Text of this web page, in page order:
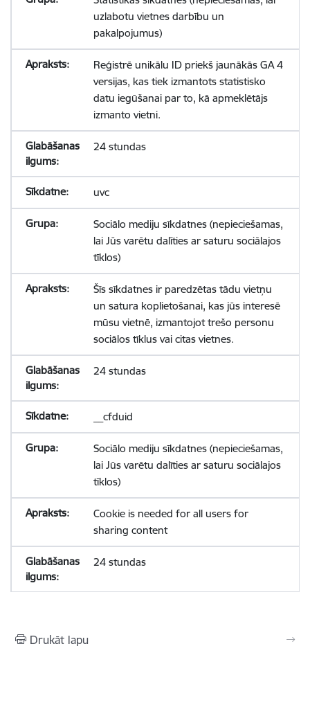
uzlabotu vietnes darbību un
pakalpojumus)
Reģistrē unikālu ID priekš jaunākās GA 4
versijas, kas tiek izmantots statistisko
datu iegūšanai par to, kā apmeklētājs
izmanto vietni.
24 stundas
uvc
Sociālo mediju sīkdatnes (nepieciešamas,
lai Jūs varētu dalīties ar saturu sociālajos
tīklos)
Šīs sīkdatnes ir paredzētas tādu vietņu
un satura koplietošanai, kas jūs interesē
mūsu vietnē, izmantojot trešo personu
sociālos tīklus vai citas vietnes.
24 stundas
__cfduid
Sociālo mediju sīkdatnes (nepieciešamas,
lai Jūs varētu dalīties ar saturu sociālajos
tīklos)
Cookie is needed for all users for
sharing content
24 stundas
Drukāt lapu